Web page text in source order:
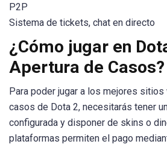
P2P
Sistema de tickets, chat en directo
¿Cómo jugar en
Apertura de Casos?
Para poder jugar a los mejores sitios
casos de Dota 2, necesitarás tener
configurada y disponer de skins o
plataformas permiten el pago